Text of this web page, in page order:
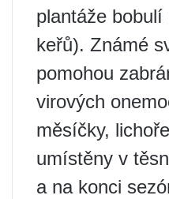
plantáže
keřů). Známé
pomohou
virových
měsíčky,
umístěny v
a na konci